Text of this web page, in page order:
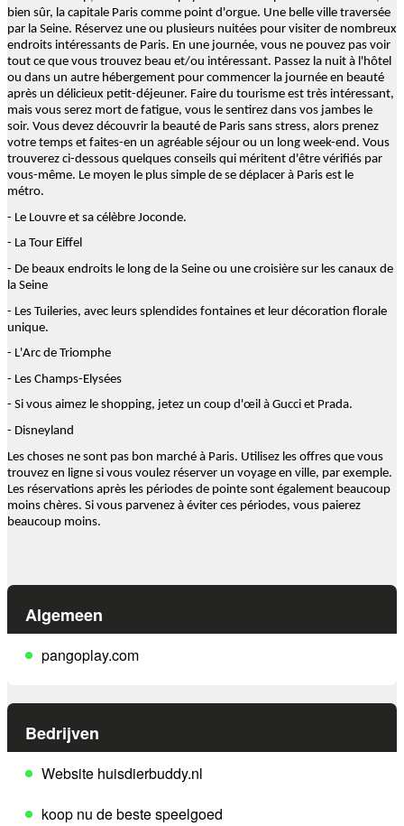
bien sûr, la capitale Paris comme point d'orgue. Une belle ville traversée
par la Seine. Réservez une ou plusieurs nuitées pour visiter de nombreux
endroits intéressants de Paris. En une journée, vous ne pouvez pas voir
tout ce que vous trouvez beau et/ou intéressant. Passez la nuit à l'hôtel
ou dans un autre hébergement pour commencer la journée en beauté
après un délicieux petit-déjeuner. Faire du tourisme est très intéressant,
mais vous serez mort de fatigue, vous le sentirez dans vos jambes le
soir. Vous devez découvrir la beauté de Paris sans stress, alors prenez
votre temps et faites-en un agréable séjour ou un long week-end. Vous
trouverez ci-dessous quelques conseils qui méritent d'être vérifiés par
vous-même. Le moyen le plus simple de se déplacer à Paris est le
métro.
- Le Louvre et sa célèbre Joconde.
- La Tour Eiffel
- De beaux endroits le long de la Seine ou une croisière sur les canaux de
la Seine
- Les Tuileries, avec leurs splendides fontaines et leur décoration florale
unique.
- L'Arc de Triomphe
- Les Champs-Elysées
- Si vous aimez le shopping, jetez un coup d'œil à Gucci et Prada.
- Disneyland
Les choses ne sont pas bon marché à Paris. Utilisez les offres que vous
trouvez en ligne si vous voulez réserver un voyage en ville, par exemple.
Les réservations après les périodes de pointe sont également beaucoup
moins chères. Si vous parvenez à éviter ces périodes, vous paierez
beaucoup moins.
Algemeen
pangoplay.com
Bedrijven
Website huisdierbuddy.nl
koop nu de beste speelgoed